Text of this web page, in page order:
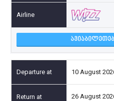
10 August
26 August